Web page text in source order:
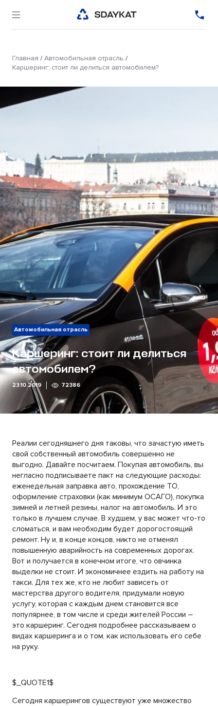
Главная / Автомобильная отрасль /
Каршеринг: стоит ли делиться автомобилем?
Автомобильная отрасль
Каршеринг: стоит ли делиться
автомобилем?
23.10.2019 72386
Реалии сегодняшнего дня таковы, что зачастую иметь
свой собственный автомобиль совершенно не
выгодно. Давайте посчитаем. Покупая автомобиль, вы
негласно подписываете пакт на следующие расходы:
еженедельная заправка авто, прохождение ТО,
оформление страховки (как минимум ОСАГО), покупка
зимней и летней резины, налог на автомобиль. И это
только в лучшем случае. В худшем, у вас может что-то
сломаться, и вам необходим будет дорогостоящий
ремонт. Ну и, в конце концов, никто не отменял
повышенную аварийность на современных дорогах.
Вот и получается в конечном итоге, что овчинка
выделки не стоит. И экономичнее ездить на работу на
такси. Для тех же, кто не любит зависеть от
мастерства другого водителя, придумали новую
услугу, которая с каждым днем становится все
популярнее, в том числе и среди жителей России –
это каршеринг. Сегодня подробнее рассказываем о
видах каршеринга и о том, как использовать его себе
на руку.
$_QUOTE1$
Сегодня каршерингов существуют уже множество